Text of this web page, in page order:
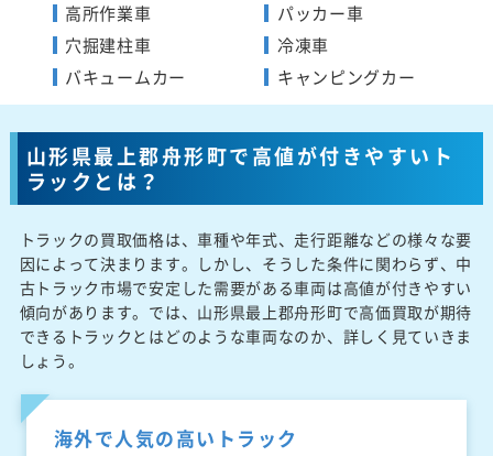
高所作業車
穴掘建柱車
バキュームカー
パッカー車
冷凍車
キャンピングカー
山形県最上郡舟形町で高値が付きやすいト
ラックとは？
トラックの買取価格は、車種や年式、走行距離などの様々な要
因によって決まります。しかし、そうした条件に関わらず、中
古トラック市場で安定した需要がある車両は高値が付きやすい
傾向があります。では、山形県最上郡舟形町で高価買取が期待
できるトラックとはどのような車両なのか、詳しく見ていきま
しょう。
海外で人気の高いトラック